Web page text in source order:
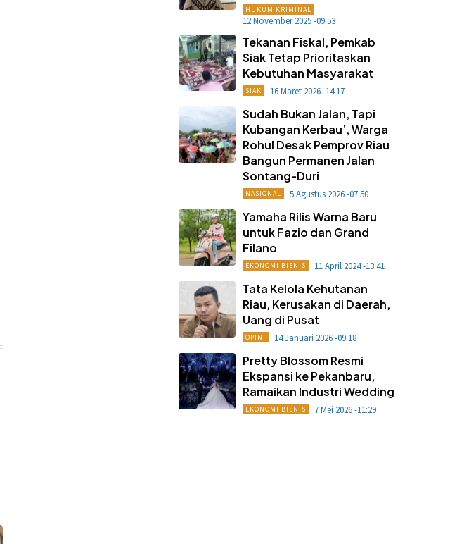
HUKUM KRIMINAL
12 November 2025 -09:53
Tekanan Fiskal, Pemkab
Siak Tetap Prioritaskan
Kebutuhan Masyarakat
SIAK 16 Maret 2026 -14:17
Sudah Bukan Jalan, Tapi
Kubangan Kerbau’, Warga
Rohul Desak Pemprov Riau
Bangun Permanen Jalan
Sontang-Duri
NASIONAL 5 Agustus 2026 -07:50
Yamaha Rilis Warna Baru
untuk Fazio dan Grand
Filano
EKONOMI BISNIS 11 April 2024 -13:41
Tata Kelola Kehutanan
Riau, Kerusakan di Daerah,
Uang di Pusat
OPINI 14 Januari 2026 -09:18
Pretty Blossom Resmi
Ekspansi ke Pekanbaru,
Ramaikan Industri Wedding
EKONOMI BISNIS 7 Mei 2026 -11:29